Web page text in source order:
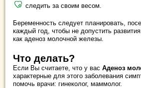
следить за своим весом.
Беременность следует планировать,
каждый год, чтобы не допустить развития
как аденоз молочной железы.
Что делать?
Если Вы считаете, что у вас Аденоз
характерные для этого заболевания
помочь врачи: гинеколог, маммолог.